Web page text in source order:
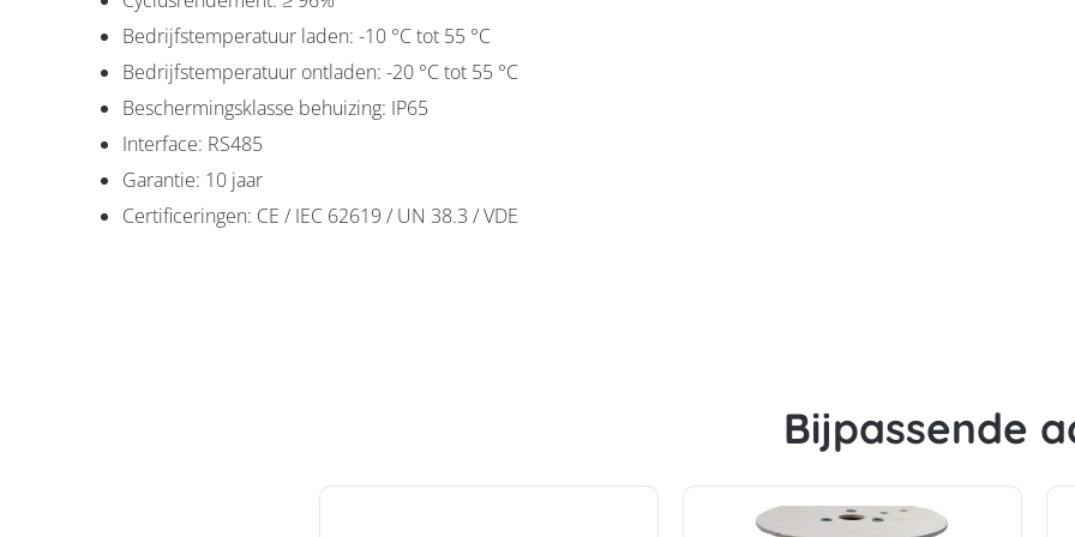
Bedrijfstemperatuur laden: -10 °C tot 55 °C
Bedrijfstemperatuur ontladen: -20 °C tot 55 °C
Beschermingsklasse behuizing: IP65
Interface: RS485
Garantie: 10 jaar
Certificeringen: CE / IEC 62619 / UN 38.3 / VDE
Bijpassende